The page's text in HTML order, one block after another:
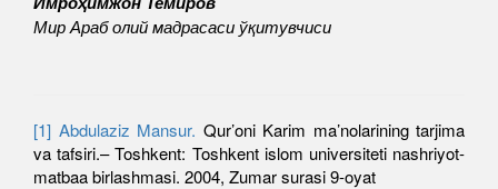
Мир Араб олий мадрасаси ўқитувчиси
[1] Abdulaziz Mansur. Qur’oni Karim ma’nolarining tarjima
va tafsiri.– Toshkent: Toshkent islom universiteti nashriyot-
matbaa birlashmasi. 2004, Zumar surasi 9-oyat